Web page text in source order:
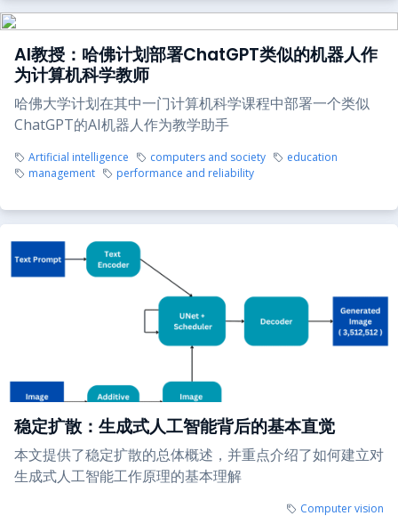
AI教授：哈佛计划部署ChatGPT类似的机器人作
为计算机科学教师
哈佛大学计划在其中一门计算机科学课程中部署一个类似
ChatGPT的AI机器人作为教学助手
Artificial intelligence computers and society
education
management
performance and reliability
稳定扩散：生成式人工智能背后的基本直觉
本文提供了稳定扩散的总体概述，并重点介绍了如何建立对
生成式人工智能工作原理的基本理解
Computer vision